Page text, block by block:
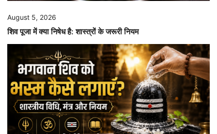
August 5, 2026
शिव पूजा में क्या निषेध है: शास्त्रों के जरूरी नियम